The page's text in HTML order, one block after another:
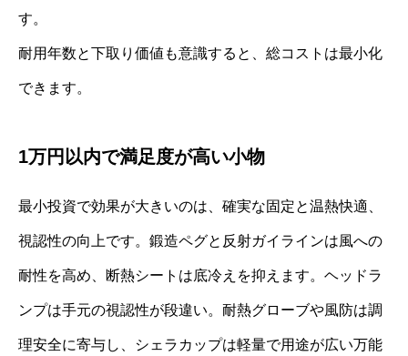
す。
耐用年数と下取り価値も意識すると、総コストは最小化
できます。
1万円以内で満足度が高い小物
最小投資で効果が大きいのは、確実な固定と温熱快適、
視認性の向上です。鍛造ペグと反射ガイラインは風への
耐性を高め、断熱シートは底冷えを抑えます。ヘッドラ
ンプは手元の視認性が段違い。耐熱グローブや風防は調
理安全に寄与し、シェラカップは軽量で用途が広い万能